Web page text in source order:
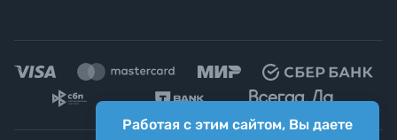
Работая с этим сайтом, Вы даете